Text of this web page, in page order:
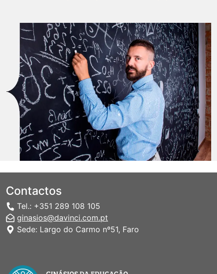
Contactos
Tel.: +351 289 108 105
ginasios@davinci.com.pt
Sede: Largo do Carmo nº51, Faro